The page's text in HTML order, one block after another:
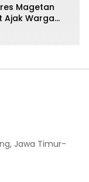
Magetan
Ajak Warga
Jawa Timur-